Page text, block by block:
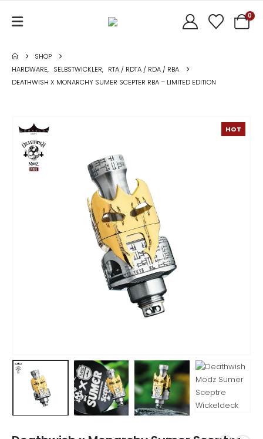
0
SHOP
HARDWARE, SELBSTWICKLER, RTA / RDTA / RDA / RBA
DEATHWISH X MONARCHY SUMER SCEPTER RBA – LIMITED EDITION
HOT